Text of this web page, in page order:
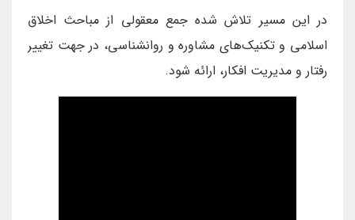
در این مسیر تلاش شده جمع معقولی از مباحث اخلاق
اسلامی و تکنیک‌های مشاوره و روانشناسی، در جهت تغییر
رفتار و مدیریت افکار، ارائه شود.